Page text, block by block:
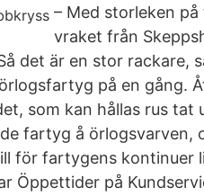
– Med storleken
vraket från
det är en stor rackare,
på en gång.
som kan hållas rus tat
fartyg å örlogsvarven,
för fartygens kontinuer­
Öppettider på